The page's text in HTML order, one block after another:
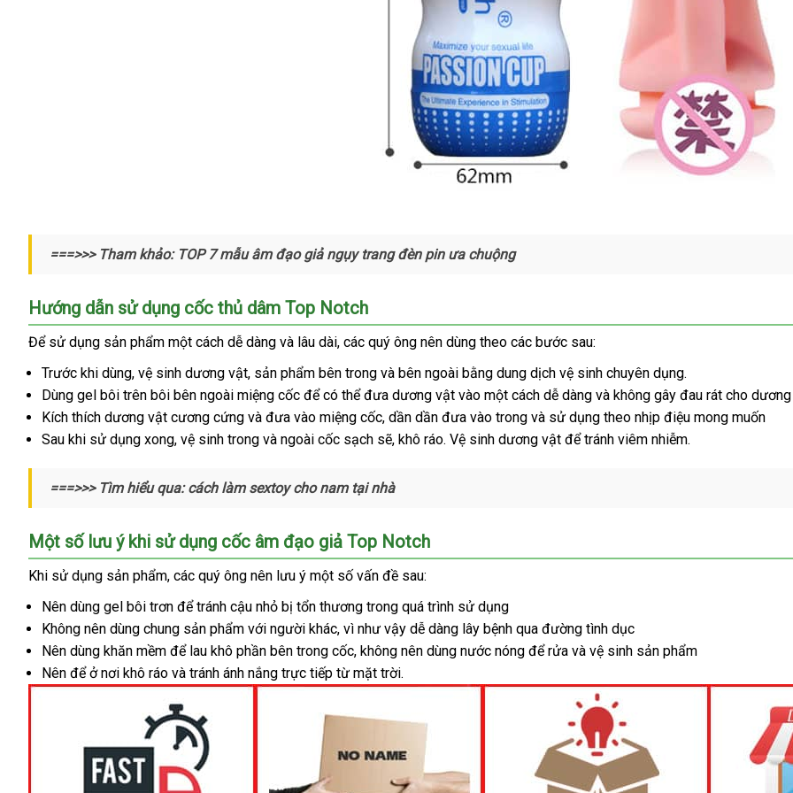
phẩm
rẻ
thiết
kế
nhỏ
tận
nơi
và
ngụy
trang
như
showroom
thể
mang
đi
nhất
cứ
đâu
===>>> Tham khảo: TOP 7 mẫu âm đạo giả ngụy trang đèn pin ưa chuộng
Hướng dẫn sử dụng cốc thủ dâm Top Notch
Để sử dụng sản phẩm một cách dễ dàng chiết
khấu
và lâu dàixuất
xứ
, Thái
Lan
các quý ông nên dùng theo đổi
các Úc
bước sau:
Trước khi dùngphân
phối
, vệ sinh dương vậtHàn
Quốc
, sản phẩm bên trong địa
chỉ
và bên ngoài bằng dung dịch vệ sinh chuyên dụng.
Dùng gel bôi trên bôi bên ngoài miệng cốc cũ
đểthông
minh
có thể đưa dương vật vào một cách dễ dàng phản
hồi
và không gây đau rát cho
Kích thích dương vật cương cứng tốt
nhất
và đưa vào miệng cốcở
đâu
tín
, dần dần đưa vào trong mới
nhất
và sử dụng theo nhịp điệu cao
mong muốn
Sau khi sử dụng xonggiá
, vệ sinh trong thống
và ngoài cốc sạch nhập
sẽđã
sử
, khô ráogiao
. Vệ sinh dương vật hướng
để tránh viêm nhiễm.
===>>> Tìm hiểu qua: cách làm sextoy cho nam tại nhà
Một số lưu ý khi sử dụng cốc âm đạo giả Top Notch
tận
nơi
Khi sử dụng sản phẩmtư
vấn
, xưởng
các quý ông nên lưu ý một số vấn đề sau:
Nên dùng gel bôi trơn thanh
toán
để tránh cậu nhỏ bị tổn thương trong chính
hãng
quá trình sử dụng
Không nên dùng chung sản phẩm đắt
nhất
với người khácthương
hiệu
, vì cao
cấp
như vậy dễ dàng lây bệnh qua đường tình dục
Nên dùng khăn mềm lắp
đặt
để lau khô phần bên trong cốcvệ
sinh
, không nên dùng nước nóng giảm
để rửa chính
và vệ sinh sản phẩm
Nên chiết
để ở nơi khô ráo tham
và tránh ánh nắng trực tiếp từ mặt trời.